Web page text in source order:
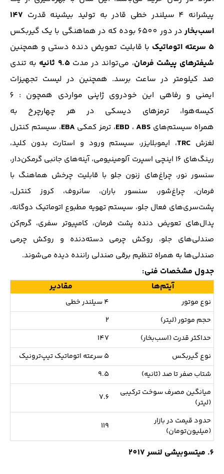
پیشرانه 4 سیلندر خطی قادر به تولید بیشینه قدرت
147
اسب‌بخاردر دور 6500 بوده که در هماهنگی با یک گیربکس
5 سرعته اتوماتیک
با قابلیت تعویض دنده دستی و همچنین
شیفتر‌های پیشت فرمان، ‌می‌تواند در مدت9.5 ثانیه
به تندی
صد کیلومتر در ساعت برسد. همچنین در لیست تجهیزات
ایمنی و رفاهی این خودروی ژاپنی مواردی همچون : 6
کیسه‌هوا، ترمز‌های دیسکی در هر چهارچرخ به
همراه سیستم‌های EBD،ABS ، ترمز کمکی EBA، سیستم کنترل
لغزش TRC، ایموبلایزر، سیستم ورود و استارت بدون کلید،
رینگ‌های 16 اینچی اسپرت آلومینیومی، آینه‌های جانبی گرمکن‌دار،
سنسور نور، چراغ‌های زنون جلو با قابلیت چرخش هماهنگ با
فرمان، چراغ‌شور، سنسور باران، سانروف، کروز کنترل،
پشت‌سری‌های فعال جلو، سیستم تهویه مطبوع اتوماتیک دوگانه،
پدال‌های تعویض دنده پشت‌ فرمان، کامپیوتر سفری، گرم‌کن
صندلی‌های جلو، روکش چرمی دسته‌دنده و روکش چرمی
صندلی‌ها به همراه تنظیم برقی صندلی راننده دیده می‌شوند.
جدول مشخصات فنی:
آیتم‌ها
مقادیر
نوع موتور
4 سیلندر خطی
حجم موتور (لیتر)
2
حداکثر قدرت (اسب‌بخار)
147
نوع گیربکس
5 سرعته اتوماتیک تیپ‌ترونیک
شتاب صفر تا صد (ثانیه)
9.5
میانگین مصرف سوخت ترکیبی
(لیتر)
7.6
حدود قیمت در بازار
(میلیون‌تومان)
119
6. میتسوبیشی لنسر 2017